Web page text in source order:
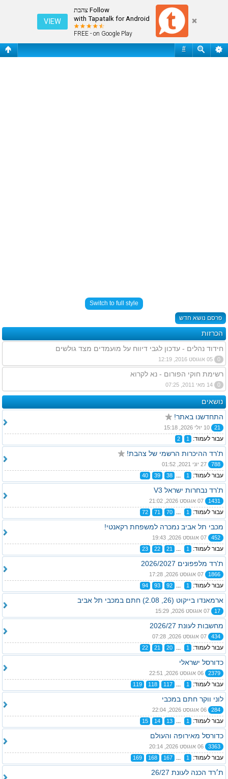
Follow צהבת
with Tapatalk for Android
FREE - on Google Play
VIEW
#
פורום אוהדים
Switch to full style
פרסם נושא חדש
הכרזות
חידוד נהלים - עדכון לגבי דיווח על מועמדים מצד גולשים
0
רשימת חוקי הפורום - נא לקרוא
0
נושאים
התחדשנו באתר!
21
עבור לעמוד: 1
2
ת'רד ההיכרות הרשמי של צהבת!
788
עבור לעמוד: 1
...
38
39
40
ת'רד נבחרות ישראל V3
1431
עבור לעמוד: 1
...
70
71
72
מכבי תל אביב נמכרה למשפחת רקאנטי!
452
עבור לעמוד: 1
...
21
22
23
ת'רד מלפפונים 2026/2027
1866
עבור לעמוד: 1
...
92
93
94
ארמאנדו בייקוט (26, 2.08) חתם במכבי תל אביב
17
מחשבות לעונת 2026/27
434
עבור לעמוד: 1
...
20
21
22
כדורסל ישראלי
2379
עבור לעמוד: 1
...
117
118
119
לוני ווקר חתם במכבי
284
עבור לעמוד: 1
...
13
14
15
כדורסל מאירופה והעולם
3363
עבור לעמוד: 1
...
167
168
169
ת׳רד הכנה לעונת 26/27